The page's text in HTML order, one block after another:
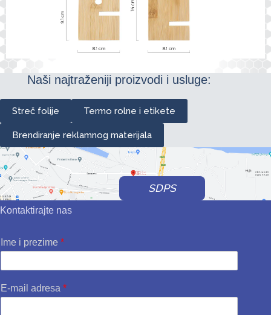
Naši najtraženiji proizvodi i usluge:
Streč folije Termo rolne i etikete
Brendiranje reklamnog materijala
SDPS
Kontaktirajte nas
Ime i prezime *
E-mail adresa *